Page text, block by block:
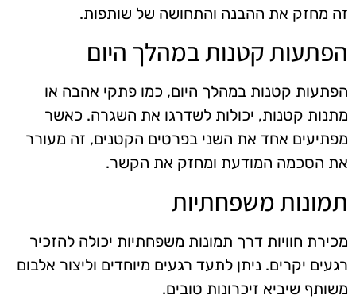
זה מחזק את ההבנה והתחושה של שותפות.
הפתעות קטנות במהלך היום
הפתעות קטנות במהלך היום, כמו פתקי אהבה או
מתנות קטנות, יכולות לשדרגו את השגרה. כאשר
מפתיעים אחד את השני בפרטים הקטנים, זה מעורר
את הסכמה המודעת ומחזק את הקשר.
תמונות משפחתיות
מכירת חוויות דרך תמונות משפחתיות יכולה להזכיר
רגעים יקרים. ניתן לתעד רגעים מיוחדים וליצור אלבום
משותף שיביא זיכרונות טובים.